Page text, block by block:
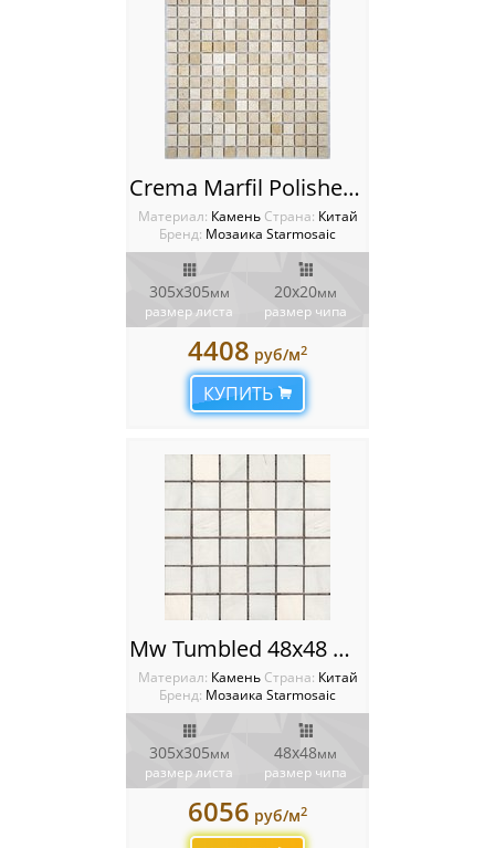
Crema Marfil Polished 20х20 Мозаика Starmosaic Wild Stone
Материал: Камень Cтрана: Китай
Бренд: Мозаика Starmosaic
305х305мм
размер листа
20х20мм
размер чипа
4408 руб/м2
КУПИТЬ
Mw Tumbled 48x48 Мозаика Starmosaic Wild Stone
Материал: Камень Cтрана: Китай
Бренд: Мозаика Starmosaic
305х305мм
размер листа
48х48мм
размер чипа
6056 руб/м2